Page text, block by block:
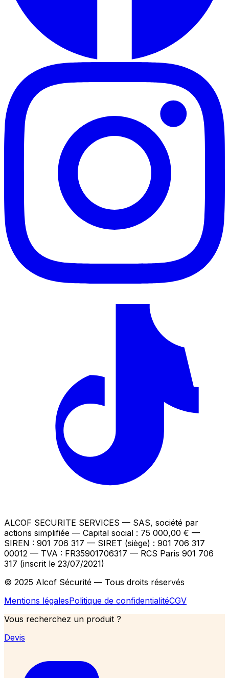
ALCOF SECURITE SERVICES — SAS, société par
actions simplifiée — Capital social : 75 000,00 € —
SIREN : 901 706 317 — SIRET (siège) : 901 706 317
00012 — TVA : FR35901706317 — RCS Paris 901 706
317 (inscrit le 23/07/2021)
© 2025 Alcof Sécurité — Tous droits réservés
Mentions légalesPolitique de confidentialitéCGV
Vous recherchez un produit ?
Devis